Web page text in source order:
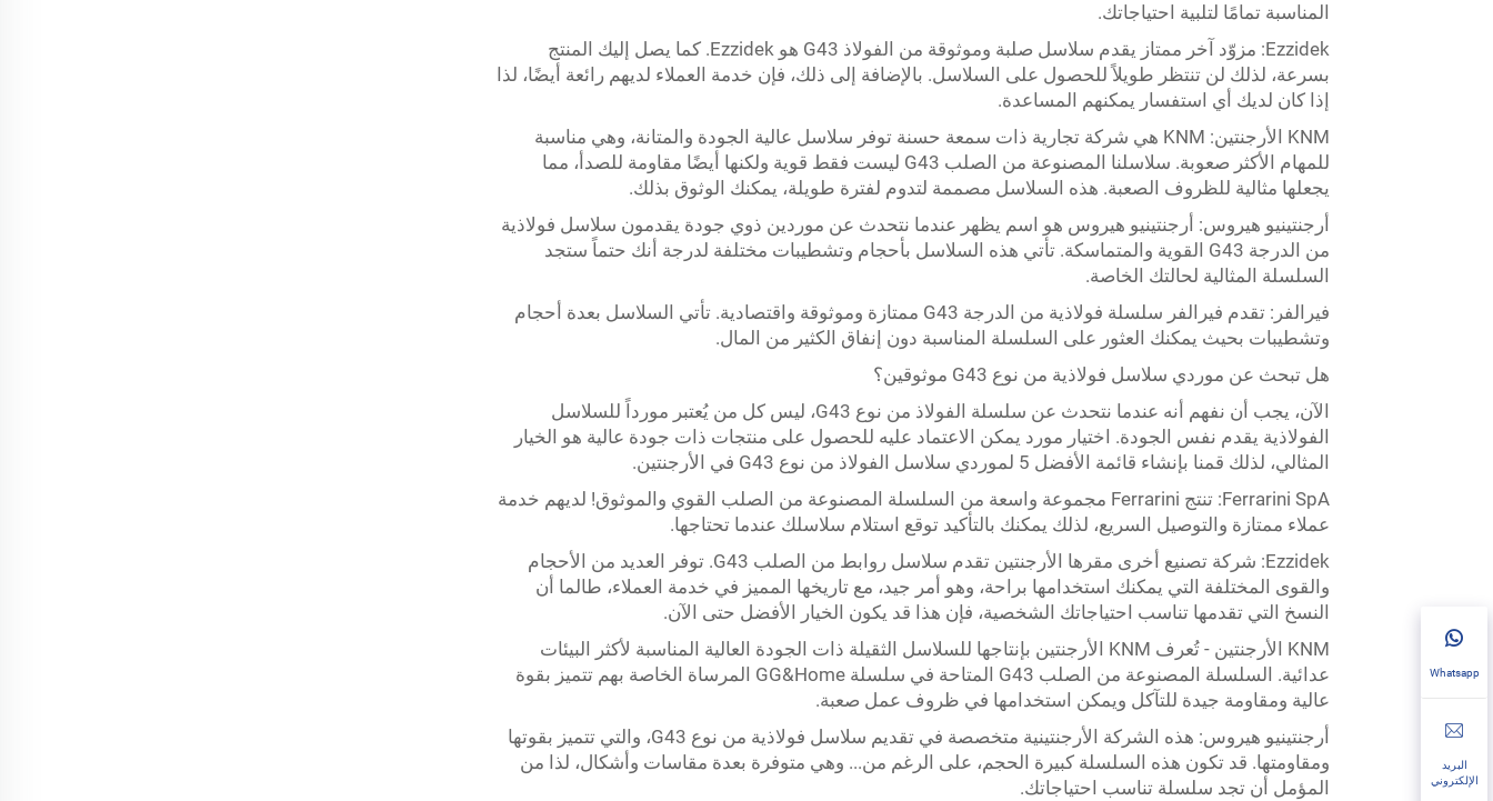
المناسبة تمامًا لتلبية احتياجاتك.
Ezzidek: مزوّد آخر ممتاز يقدم سلاسل صلبة وموثوقة من الفولاذ G43 هو Ezzidek. كما يصل إليك المنتج
بسرعة، لذلك لن تنتظر طويلاً للحصول على السلاسل. بالإضافة إلى ذلك، فإن خدمة العملاء لديهم رائعة أيضًا، لذا
إذا كان لديك أي استفسار يمكنهم المساعدة.
KNM الأرجنتين: KNM هي شركة تجارية ذات سمعة حسنة توفر سلاسل عالية الجودة والمتانة، وهي مناسبة
للمهام الأكثر صعوبة. سلاسلنا المصنوعة من الصلب G43 ليست فقط قوية ولكنها أيضًا مقاومة للصدأ، مما
يجعلها مثالية للظروف الصعبة. هذه السلاسل مصممة لتدوم لفترة طويلة، يمكنك الوثوق بذلك.
أرجنتينيو هيروس: أرجنتينيو هيروس هو اسم يظهر عندما نتحدث عن موردين ذوي جودة يقدمون سلاسل فولاذية
من الدرجة G43 القوية والمتماسكة. تأتي هذه السلاسل بأحجام وتشطيبات مختلفة لدرجة أنك حتماً ستجد
السلسلة المثالية لحالتك الخاصة.
فيرالفر: تقدم فيرالفر سلسلة فولاذية من الدرجة G43 ممتازة وموثوقة واقتصادية. تأتي السلاسل بعدة أحجام
وتشطيبات بحيث يمكنك العثور على السلسلة المناسبة دون إنفاق الكثير من المال.
هل تبحث عن موردي سلاسل فولاذية من نوع G43 موثوقين؟
الآن، يجب أن نفهم أنه عندما نتحدث عن سلسلة الفولاذ من نوع G43، ليس كل من يُعتبر مورداً للسلاسل
الفولاذية يقدم نفس الجودة. اختيار مورد يمكن الاعتماد عليه للحصول على منتجات ذات جودة عالية هو الخيار
المثالي، لذلك قمنا بإنشاء قائمة الأفضل 5 لموردي سلاسل الفولاذ من نوع G43 في الأرجنتين.
Ferrarini SpA: تنتج Ferrarini مجموعة واسعة من السلسلة المصنوعة من الصلب القوي والموثوق! لديهم خدمة
عملاء ممتازة والتوصيل السريع، لذلك يمكنك بالتأكيد توقع استلام سلاسلك عندما تحتاجها.
Ezzidek: شركة تصنيع أخرى مقرها الأرجنتين تقدم سلاسل روابط من الصلب G43. توفر العديد من الأحجام
والقوى المختلفة التي يمكنك استخدامها براحة، وهو أمر جيد، مع تاريخها المميز في خدمة العملاء، طالما أن
النسخ التي تقدمها تناسب احتياجاتك الشخصية، فإن هذا قد يكون الخيار الأفضل حتى الآن.
KNM الأرجنتين - تُعرف KNM الأرجنتين بإنتاجها للسلاسل الثقيلة ذات الجودة العالية المناسبة لأكثر البيئات
عدائية. السلسلة المصنوعة من الصلب G43 المتاحة في سلسلة GG&Home المرساة الخاصة بهم تتميز بقوة
عالية ومقاومة جيدة للتآكل ويمكن استخدامها في ظروف عمل صعبة.
أرجنتينيو هيروس: هذه الشركة الأرجنتينية متخصصة في تقديم سلاسل فولاذية من نوع G43، والتي تتميز بقوتها
ومقاومتها. قد تكون هذه السلسلة كبيرة الحجم، على الرغم من... وهي متوفرة بعدة مقاسات وأشكال، لذا من
المؤمل أن تجد سلسلة تناسب احتياجاتك.
Whatsapp
البريد
الإلكتروني